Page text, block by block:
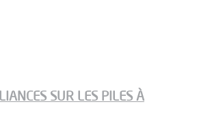
SUR LES PILES À